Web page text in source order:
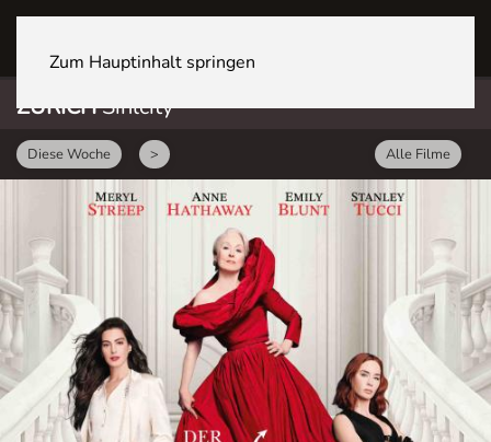
Zum Hauptinhalt springen
ZÜRICHSihlcity
Diese Woche > Alle Filme